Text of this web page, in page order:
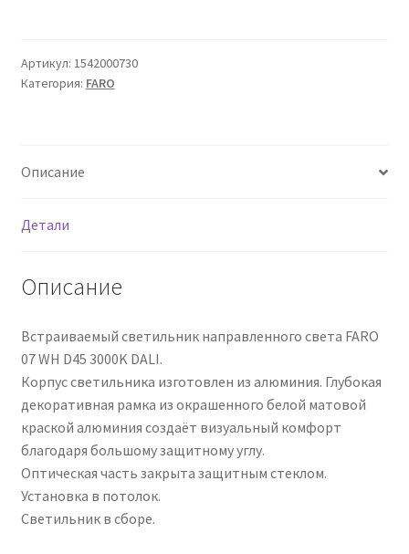
Артикул: 1542000730
Категория: FARO
Описание
Детали
Описание
Встраиваемый светильник направленного света FARO
07 WH D45 3000K DALI.
Корпус светильника изготовлен из алюминия. Глубокая
декоративная рамка из окрашенного белой матовой
краской алюминия создаёт визуальный комфорт
благодаря большому защитному углу.
Оптическая часть закрыта защитным стеклом.
Установка в потолок.
Светильник в сборе.